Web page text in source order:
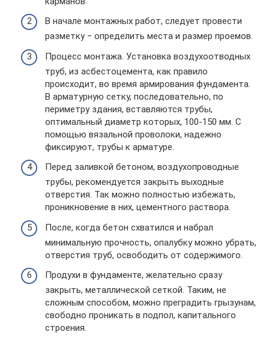
В начале монтажных работ, следует провести
разметку ‒ определить места и размер проемов.
Процесс монтажа. Установка воздухоотводных
труб, из асбестоцемента, как правило
происходит, во время армирования фундамента.
В арматурную сетку, последовательно, по
периметру здания, вставляются трубы,
оптимальный диаметр которых, 100-150 мм. С
помощью вязальной проволоки, надежно
фиксируют, трубы к арматуре.
Перед заливкой бетоном, воздухопроводные
трубы, рекомендуется закрыть выходные
отверстия. Так можно полностью избежать,
проникновение в них, цементного раствора.
После, когда бетон схватился и набрал
минимальную прочность, опалубку можно убрать,
отверстия труб, освободить от содержимого.
Продухи в фундаменте, желательно сразу
закрыть, металлической сеткой. Таким, не
сложным способом, можно преградить грызунам,
свободно проникать в подпол, капитального
строения.